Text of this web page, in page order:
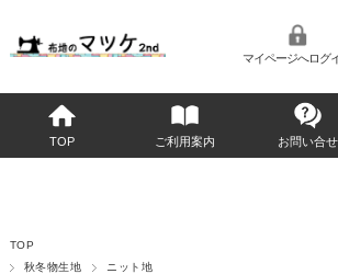
マイページへログ
TOP ご利用案内 お問い合せ
TOP
秋冬物生地
ニット地